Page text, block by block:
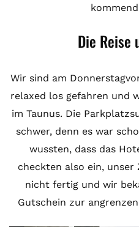
Die Reise
Wir sind am
relaxed los gefahren und
im Taunus. Die
schwer, denn es war
wussten, dass das
checkten also ein,
nicht fertig und wir
Gutschein zur